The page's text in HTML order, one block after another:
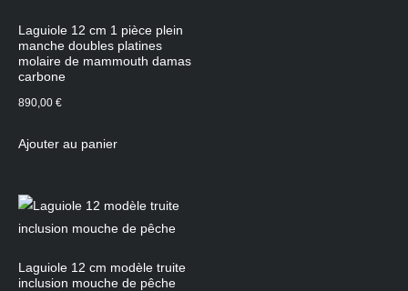
Laguiole 12 cm 1 pièce plein
manche doubles platines
molaire de mammouth damas
carbone
890,00 €
Ajouter au panier
Laguiole 12 cm modèle truite
inclusion mouche de pêche